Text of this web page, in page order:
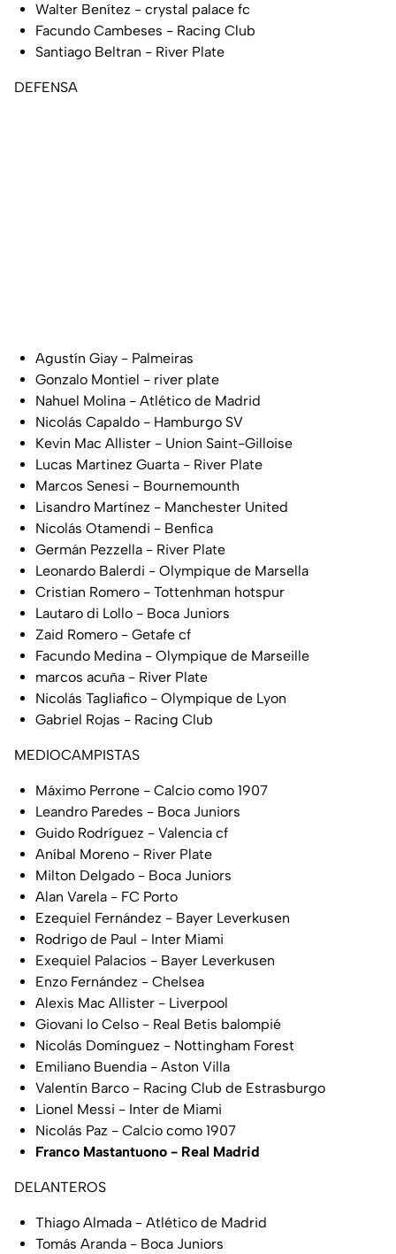
Walter Benítez - crystal palace fc
Facundo Cambeses - Racing Club
Santiago Beltran - River Plate
DEFENSA
Agustín Giay - Palmeiras
Gonzalo Montiel - river plate
Nahuel Molina - Atlético de Madrid
Nicolás Capaldo - Hamburgo SV
Kevin Mac Allister - Union Saint-Gilloise
Lucas Martinez Guarta - River Plate
Marcos Senesi - Bournemounth
Lisandro Martínez - Manchester United
Nicolás Otamendi - Benfica
Germán Pezzella - River Plate
Leonardo Balerdi - Olympique de Marsella
Cristian Romero - Tottenhman hotspur
Lautaro di Lollo - Boca Juniors
Zaid Romero - Getafe cf
Facundo Medina - Olympique de Marseille
marcos acuña - River Plate
Nicolás Tagliafico - Olympique de Lyon
Gabriel Rojas - Racing Club
MEDIOCAMPISTAS
Máximo Perrone - Calcio como 1907
Leandro Paredes - Boca Juniors
Guido Rodríguez - Valencia cf
Aníbal Moreno - River Plate
Milton Delgado - Boca Juniors
Alan Varela - FC Porto
Ezequiel Fernández - Bayer Leverkusen
Rodrigo de Paul - Inter Miami
Exequiel Palacios - Bayer Leverkusen
Enzo Fernández - Chelsea
Alexis Mac Allister - Liverpool
Giovani lo Celso - Real Betis balompié
Nicolás Domínguez - Nottingham Forest
Emiliano Buendia - Aston Villa
Valentín Barco - Racing Club de Estrasburgo
Lionel Messi - Inter de Miami
Nicolás Paz - Calcio como 1907
Franco Mastantuono - Real Madrid
DELANTEROS
Thiago Almada - Atlético de Madrid
Tomás Aranda - Boca Juniors